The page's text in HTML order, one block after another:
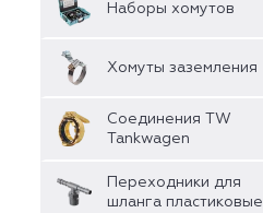
Наборы хомутов
Хомуты заземления
Соединения TW
Tankwagen
Переходники для
шланга пластиковые